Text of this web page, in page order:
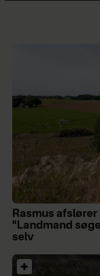
Rasmus
"Landmand
selv